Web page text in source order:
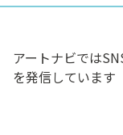
アートナビでは
を発信しています